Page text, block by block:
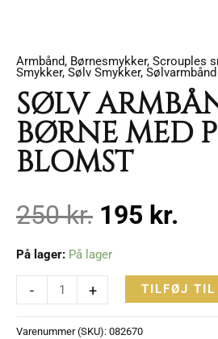
Armbånd, Børnesmykker, Scrouples
Smykker, Sølv Smykker, Sølvarmbånd
SØLV
BØRNE MED
BLOMST
250kr.
Den
pris
var:
250 kr..
195 kr.
Den
På lager: På lager
-
SØLV
BØRNE
MED
PINK
BLOMST
+ TILFØJ TIL
Varenummer (SKU): 082670